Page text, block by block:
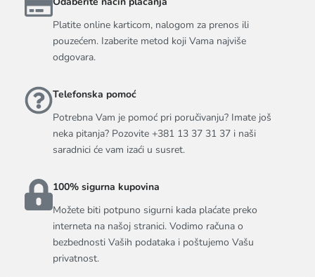
Platite online karticom, nalogom za prenos ili
pouzećem. Izaberite metod koji Vama najviše
odgovara.
Telefonska pomoć
Potrebna Vam je pomoć pri poručivanju? Imate još
neka pitanja? Pozovite +381 13 37 31 37 i naši
saradnici će vam izaći u susret.
100% sigurna kupovina
Možete biti potpuno sigurni kada plaćate preko
interneta na našoj stranici. Vodimo računa o
bezbednosti Vaših podataka i poštujemo Vašu
privatnost.